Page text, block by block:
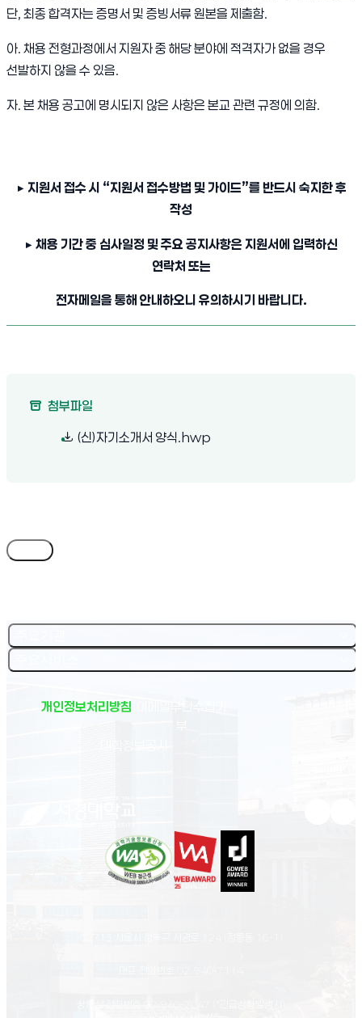
단, 최종 합격자는 증명서 및 증빙서류 원본을 제출함.
아. 채용 전형과정에서 지원자 중 해당 분야에 적격자가 없을 경우
선발하지 않을 수 있음.
자. 본 채용 공고에 명시되지 않은 사항은 본교 관련 규정에 의함.
▶ 지원서 접수 시 “지원서 접수방법 및 가이드”를 반드시 숙지한 후
작성
▶ 채용 기간 중 심사일정 및 주요 공지사항은 지원서에 입력하신
연락처 또는
전자메일을 통해 안내하오니 유의하시기 바랍니다.
첨부파일
(신)자기소개서 양식.hwp
개인정보처리방침